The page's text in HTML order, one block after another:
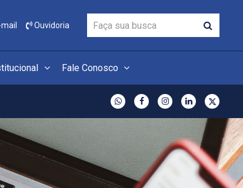
mail Ouvidoria
Fale Conosco